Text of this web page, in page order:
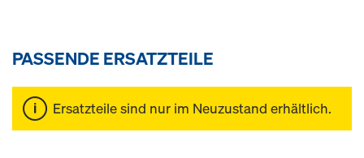
PASSENDE ERSATZTEILE
Ersatzteile sind nur im Neuzustand erhältlich.